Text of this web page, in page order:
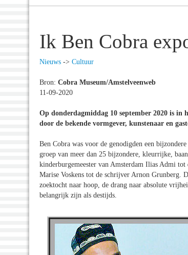
Ik Ben Cobra
Nieuws -> Cultuur
Bron: Cobra Museum/Amstelveenweb
11-09-2020
Op donderdagmiddag 10 september 2020 is in
door de bekende vormgever, kunstenaar en
Ben Cobra was voor de genodigden een bijzondere
groep van meer dan 25 bijzondere, kleurrijke,
kinderburgemeester van Amsterdam Ilias Admi
Marise Voskens tot de schrijver Arnon Grunberg.
zoektocht naar hoop, de drang naar absolute
belangrijk zijn als destijds.